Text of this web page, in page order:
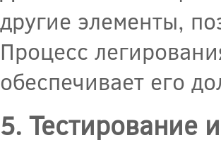
другие элементы,
Процесс
обеспечивает его
5. Тестирование